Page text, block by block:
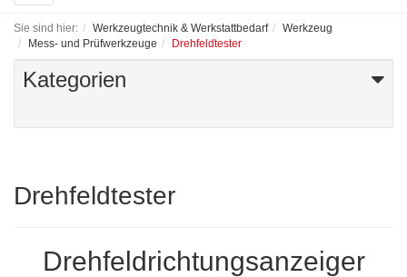
navigation
Sie sind hier: Werkzeugtechnik & Werkstattbedarf
Werkzeug
Mess- und Prüfwerkzeuge
Drehfeldtester
Kategorien
Drehfeldtester
Drehfeldrichtungsanzeiger